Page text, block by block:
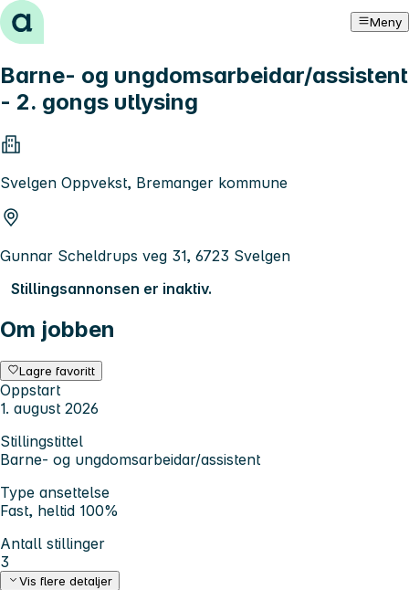
Hopp til innhold Meny
Barne- og ungdomsarbeidar/assistent
- 2. gongs utlysing
Svelgen Oppvekst, Bremanger kommune
Gunnar Scheldrups veg 31, 6723 Svelgen
Stillingsannonsen er inaktiv.
Om jobben
Lagre favoritt
Oppstart
1. august 2026
Stillingstittel
Barne- og ungdomsarbeidar/assistent
Type ansettelse
Fast, heltid 100%
Antall stillinger
3
Vis flere detaljer